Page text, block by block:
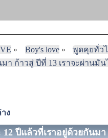
» Boy's love»
พูดคุยทั่ว
า ก้าวสู่ ปีที่ 13 เราจะผ่านมั
ง
ปีแล้วที่เราอยู่ด้วยกันมา